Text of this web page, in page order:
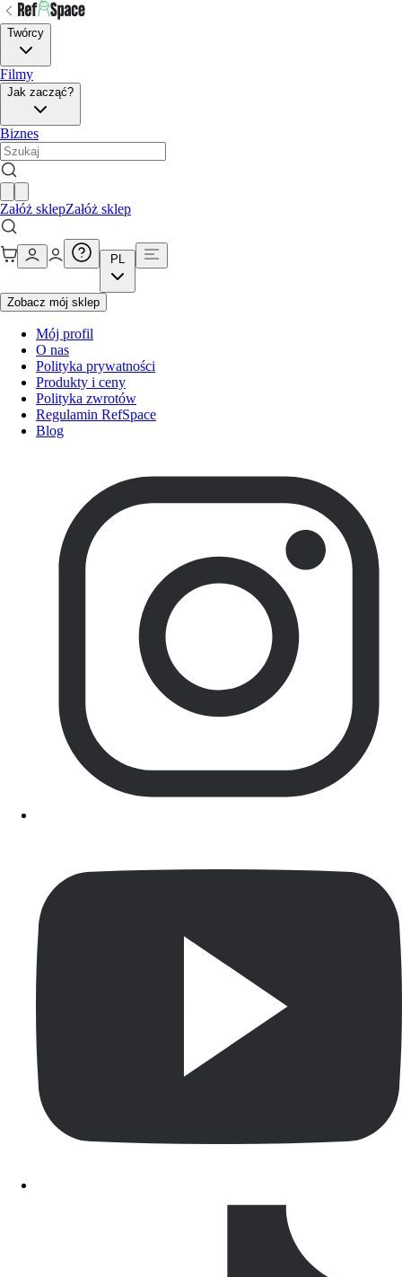
Twórcy
Filmy
Jak zacząć?
Biznes
Załóż sklepZałóż sklep
PL
Zobacz mój sklep
Mój profil
O nas
Polityka prywatności
Produkty i ceny
Polityka zwrotów
Regulamin RefSpace
Blog